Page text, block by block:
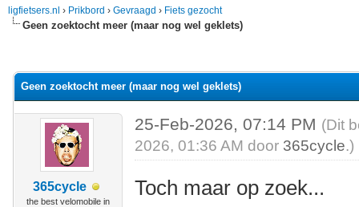
ligfietsers.nl › Prikbord › Gevraagd › Fiets gezocht
Geen zoektocht meer (maar nog wel geklets)
Geen zoektocht meer (maar nog wel geklets)
365cycle
the best velomobile in
25-Feb-2026, 07:14 PM (Dit
2026, 01:36 AM door 365cycle.)
Toch maar op zoek...